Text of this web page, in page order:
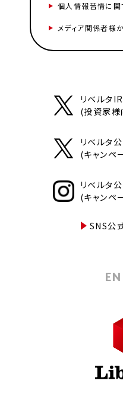
個人情報苦情に関
メディア関係者様
リベルタ
(投資家様
リベルタ
(キャンペ
リベルタ
(キャンペ
SNS公
EN